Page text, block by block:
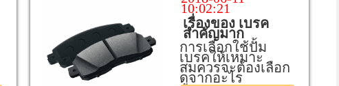
10:02:21
เรื่องของ เบรค
สำคัญมาก
การเลือกใช้ปั้ม
เบรคให้เหมาะ
สมควรจะต้องเลือก
ดูจากอะไร